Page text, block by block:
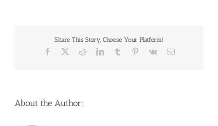
Share This Story, Choose Your Platform!
Facebook RedditLinkedInTumblr Pinterest
Vk Email
About the Author: